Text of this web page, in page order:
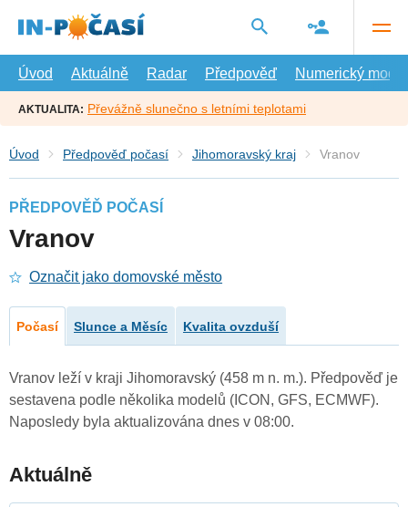
hlavní
Úvod
Aktuálně Radar Předpověď Numerický model
AKTUALITA: Převážně slunečno s letními teplotami
Úvod Předpověď počasí Jihomoravský kraj Vranov
PŘEDPOVĚĎ POČASÍ
Vranov
Označit jako domovské město
Počasí Slunce a Měsíc Kvalita ovzduší
Vranov leží v kraji Jihomoravský (458 m n. m.). Předpověď je
sestavena podle několika modelů (ICON, GFS, ECMWF).
Naposledy byla aktualizována dnes v 08:00.
Aktuálně